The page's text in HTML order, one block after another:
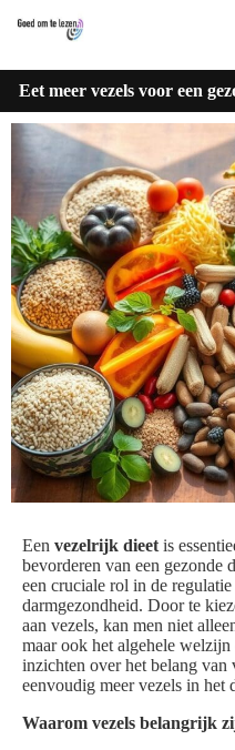
Eet meer vezels voor een
Een vezelrijk dieet is
bevorderen van een gezonde
een cruciale rol in de
darmgezondheid. Door te
aan vezels, kan men niet
maar ook het algehele
inzichten over het belang van
eenvoudig meer vezels in het
Waarom vezels belangrijk